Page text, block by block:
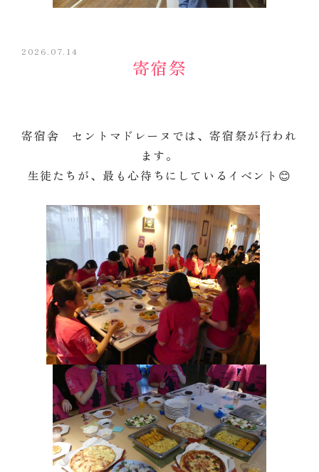
2026.07.14
寄宿祭
寄宿舎 セントマドレーヌでは、寄宿祭が行われ
ます。
生徒たちが、最も心待ちにしているイベント😊